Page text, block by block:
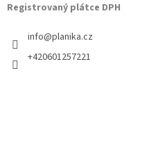
Registrovaný plátce DPH
info@planika.cz
+420601257221